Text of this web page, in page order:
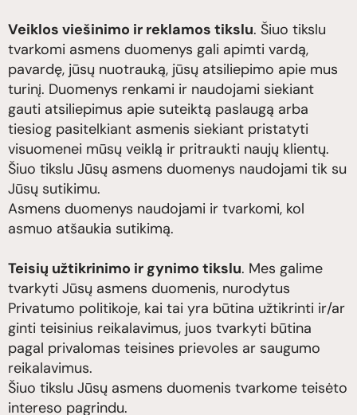
Veiklos viešinimo ir reklamos tikslu. Šiuo tikslu
tvarkomi asmens duomenys gali apimti vardą,
pavardę, jūsų nuotrauką, jūsų atsiliepimo apie mus
turinį. Duomenys renkami ir naudojami siekiant
gauti atsiliepimus apie suteiktą paslaugą arba
tiesiog pasitelkiant asmenis siekiant pristatyti
visuomenei mūsų veiklą ir pritraukti naujų klientų.
Šiuo tikslu Jūsų asmens duomenys naudojami tik su
Jūsų sutikimu.
Asmens duomenys naudojami ir tvarkomi, kol
asmuo atšaukia sutikimą.
Teisių užtikrinimo ir gynimo tikslu. Mes galime
tvarkyti Jūsų asmens duomenis, nurodytus
Privatumo politikoje, kai tai yra būtina užtikrinti ir/ar
ginti teisinius reikalavimus, juos tvarkyti būtina
pagal privalomas teisines prievoles ar saugumo
reikalavimus.
Šiuo tikslu Jūsų asmens duomenis tvarkome teisėto
intereso pagrindu.